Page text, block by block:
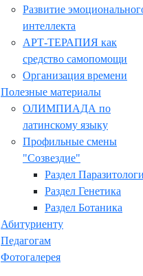
Развитие
интеллекта
АРТ-ТЕРАПИЯ как
средство самопомощи
Организация времени
Полезные материалы
ОЛИМПИАДА по
латинскому языку
Профильные смены
"Созвездие"
Раздел
Раздел Генетика
Раздел Ботаника
Абитуриенту
Педагогам
Фотогалерея